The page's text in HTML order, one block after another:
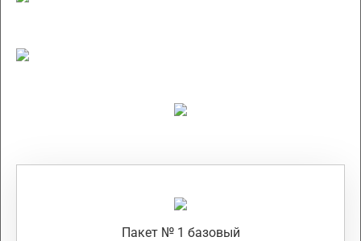
Пакет № 1 базовый